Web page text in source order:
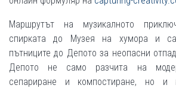
Маршрутът на музикалното
спирката до Музея на хумора и
пътниците до Депото за неопасни
Депото не само разчита на
сепариране и компостиране, но и